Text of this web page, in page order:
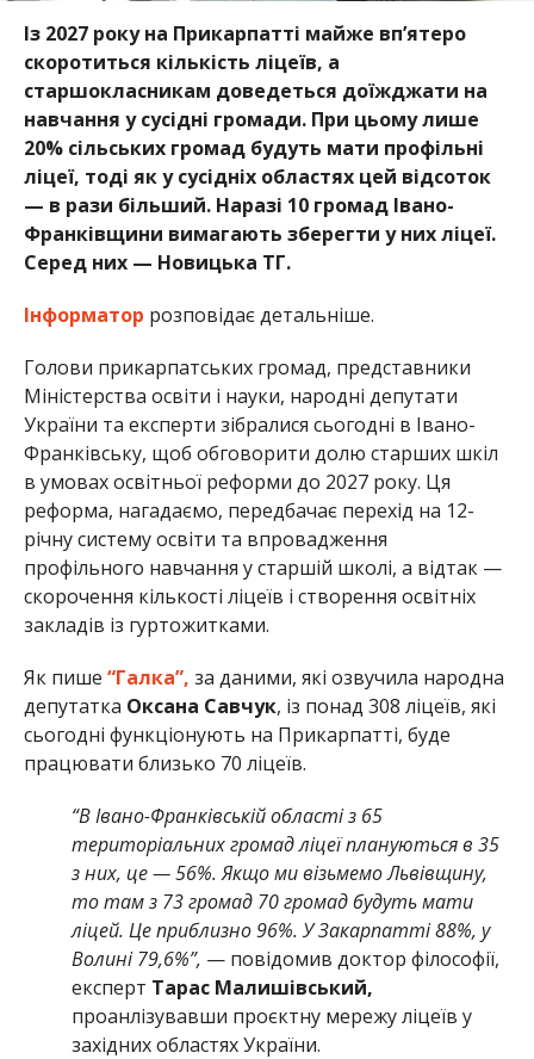
Із 2027 року на Прикарпатті майже вп’ятеро
скоротиться кількість ліцеїв, а
старшокласникам доведеться доїжджати на
навчання у сусідні громади. При цьому лише
20% сільських громад будуть мати профільні
ліцеї, тоді як у сусідніх областях цей відсоток
— в рази більший. Наразі 10 громад Івано-
Франківщини вимагають зберегти у них ліцеї.
Серед них — Новицька ТГ.
Інформатор розповідає детальніше.
Голови прикарпатських громад, представники
Міністерства освіти і науки, народні депутати
України та експерти зібралися сьогодні в Івано-
Франківську, щоб обговорити долю старших шкіл
в умовах освітньої реформи до 2027 року. Ця
реформа, нагадаємо, передбачає перехід на 12-
річну систему освіти та впровадження
профільного навчання у старшій школі, а відтак —
скорочення кількості ліцеїв і створення освітніх
закладів із гуртожитками.
Як пише “Галка”, за даними, які озвучила народна
депутатка Оксана Савчук, із понад 308 ліцеїв, які
сьогодні функціонують на Прикарпатті, буде
працювати близько 70 ліцеїв.
“В Івано-Франківській області з 65
територіальних громад ліцеї плануються в 35
з них, це — 56%. Якщо ми візьмемо Львівщину,
то там з 73 громад 70 громад будуть мати
ліцей. Це приблизно 96%. У Закарпатті 88%, у
Волині 79,6%”, — повідомив доктор філософії,
експерт Тарас Малишівський,
проанлізувавши проєктну мережу ліцеїв у
західних областях України.